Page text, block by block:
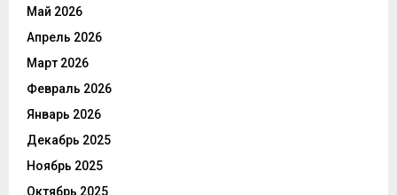
Май 2026
Апрель 2026
Март 2026
Февраль 2026
Январь 2026
Декабрь 2025
Ноябрь 2025
Октябрь 2025